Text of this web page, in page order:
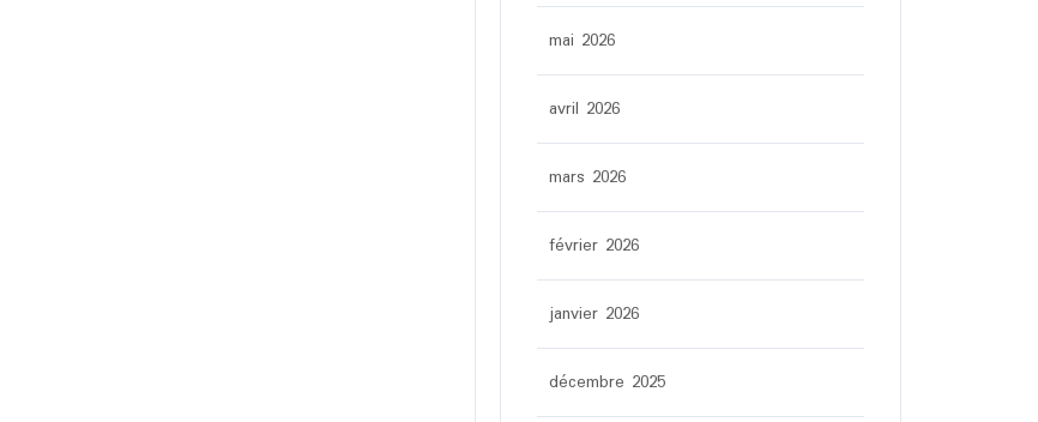
mai 2026
avril 2026
mars 2026
février 2026
janvier 2026
décembre 2025